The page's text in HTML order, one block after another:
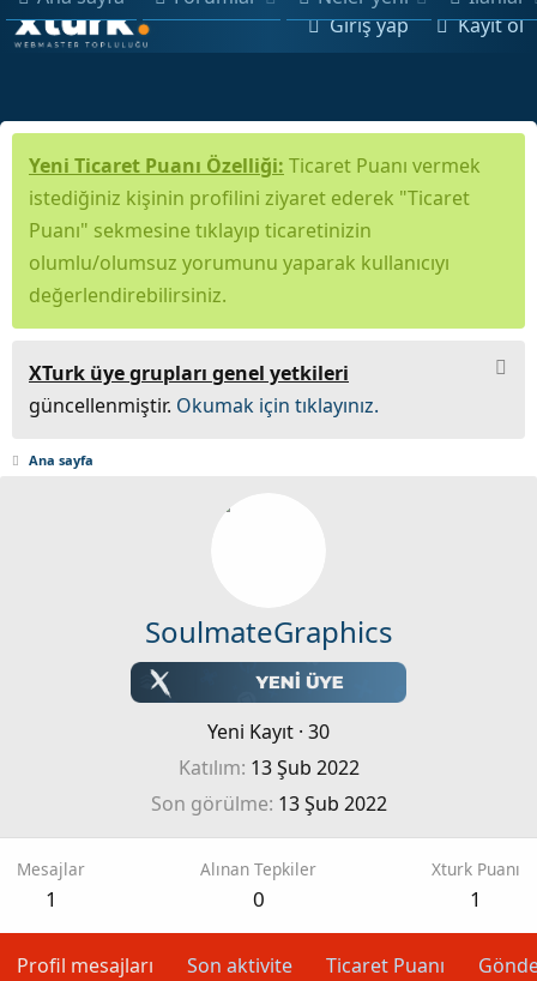
Giriş yap Kayıt ol
Yeni Ticaret Puanı Özelliği: Ticaret Puanı vermek
istediğiniz kişinin profilini ziyaret ederek "Ticaret
Puanı" sekmesine tıklayıp ticaretinizin
olumlu/olumsuz yorumunu yaparak kullanıcıyı
değerlendirebilirsiniz.
XTurk üye grupları genel yetkileri
güncellenmiştir. Okumak için tıklayınız.
Ana sayfa
SoulmateGraphics
Yeni Kayıt · 30
Katılım 13 Şub 2022
Son görülme 13 Şub 2022
Mesajlar
1
Alınan Tepkiler
0
Xturk Puanı
1
Profil mesajları Son aktivite Ticaret Puanı